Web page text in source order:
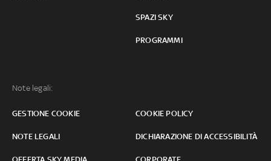
SPAZI SKY
PROGRAMMI
Note legali:
GESTIONE COOKIE COOKIE POLICY
NOTE LEGALI DICHIARAZIONE DI ACCESSIBILITÀ